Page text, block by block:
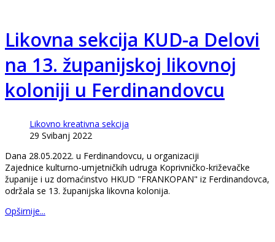
Likovna sekcija KUD-a Delovi
na 13. županijskoj likovnoj
koloniji u Ferdinandovcu
Likovno kreativna sekcija
29 Svibanj 2022
Dana 28.05.2022. u Ferdinandovcu, u organizaciji
Zajednice kulturno-umjetničkih udruga Koprivničko-križevačke
županije i uz domaćinstvo HKUD "FRANKOPAN" iz Ferdinandovca,
održala se 13. županijska likovna kolonija.
Opširnije...